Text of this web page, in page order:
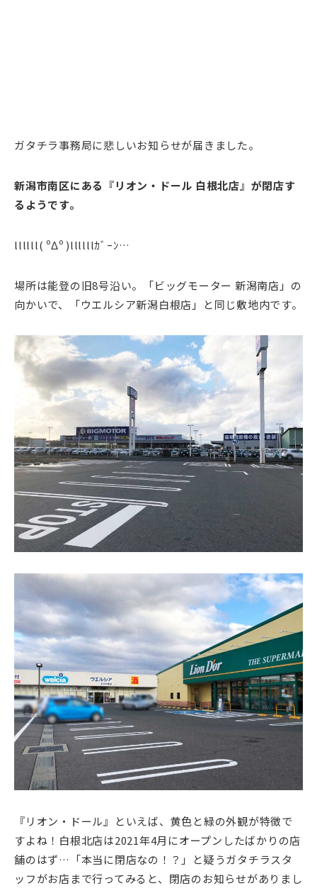
ガタチラ事務局に悲しいお知らせが届きました。
新潟市南区にある『リオン・ドール 白根北店』が閉店す
るようです。
llllll( ºΔº )llllllｶﾞｰﾝ…
場所は能登の旧8号沿い。「ビッグモーター 新潟南店」の
向かいで、「ウエルシア新潟白根店」と同じ敷地内です。
『リオン・ドール』といえば、黄色と緑の外観が特徴で
すよね！白根北店は2021年4月にオープンしたばかりの店
舗のはず…「本当に閉店なの！？」と疑うガタチラスタ
ッフがお店まで行ってみると、閉店のお知らせがありまし